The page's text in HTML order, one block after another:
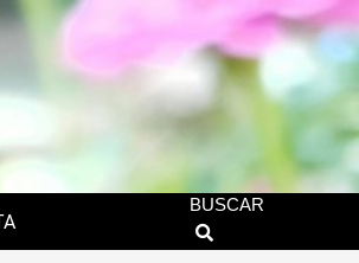
BUSCAR
Search